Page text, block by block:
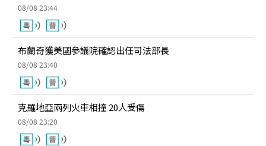
08/08 23:44
布蘭奇獲美國參議院確認出任司法部長
08/08 23:40
克羅地亞兩列火車相撞 20人受傷
08/08 23:20